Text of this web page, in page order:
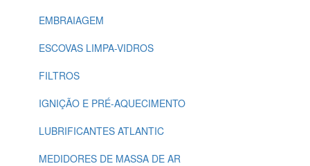
EMBRAIAGEM
ESCOVAS LIMPA-VIDROS
FILTROS
IGNIÇÃO E PRÉ-AQUECIMENTO
LUBRIFICANTES ATLANTIC
MEDIDORES DE MASSA DE AR